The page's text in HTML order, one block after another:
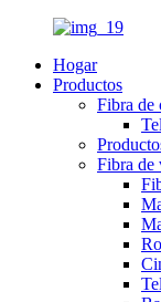
Hogar
Productos
Fibra de
Fibra de